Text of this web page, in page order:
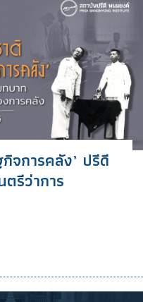
จการคลัง’ ปรีดี
รีว่าการ